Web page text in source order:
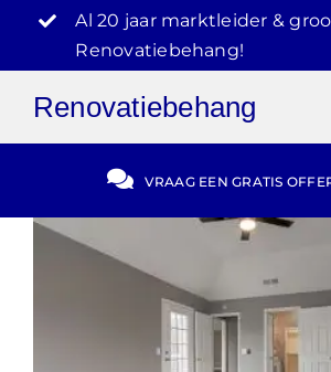
inhoud
Al 20 jaar marktleider &
Renovatiebehang!
Renovatiebehang
Gratis Offerte
VRAAG EEN GRATIS